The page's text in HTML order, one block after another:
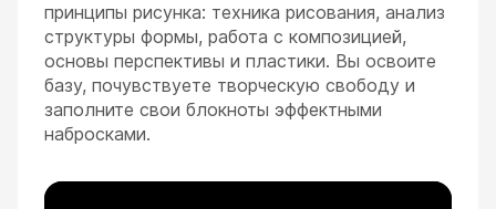
ESC
принципы рисунка: техника рисования, анализ
структуры формы, работа с композицией,
основы перспективы и пластики. Вы освоите
базу, почувствуете творческую свободу и
заполните свои блокноты эффектными
набросками.